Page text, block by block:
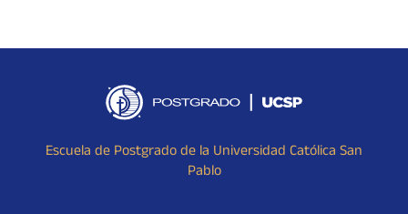
Escuela de Postgrado de la Universidad Católica San
Pablo